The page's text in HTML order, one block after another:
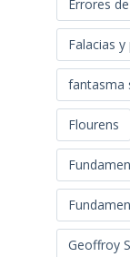
Errores
Falacias
fantasma
Flourens
Geoffroy